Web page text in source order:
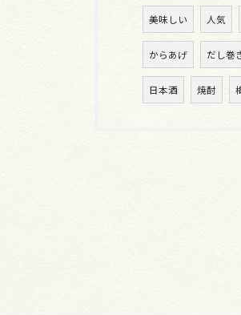
美味しい 人気
からあげ だし巻
日本酒 焼酎